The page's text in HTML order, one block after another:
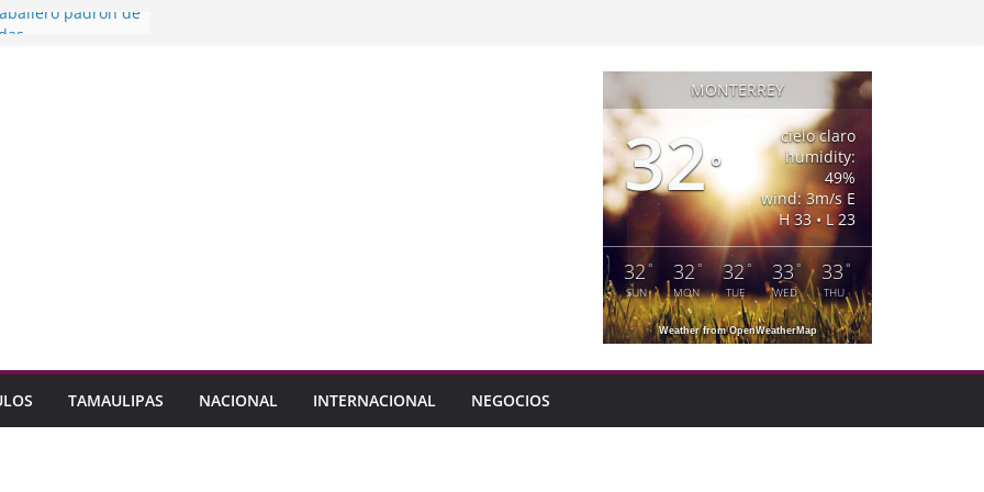
padrón de
Civil NL
por pensionados
que llegue a
MONTERREY
32°
cielo claro
humidity:
49%
wind: 3m/s E
H 33 • L 23
32°
SUN
32 °
MON
32°
TUE
33 °
WED
33 °
THU
Weather from OpenWeatherMap
TAMAULIPAS NACIONAL INTERNACIONAL NEGOCIOS